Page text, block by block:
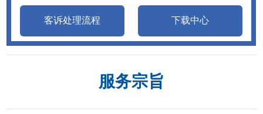
客诉处理流程 下载中心
服务宗旨